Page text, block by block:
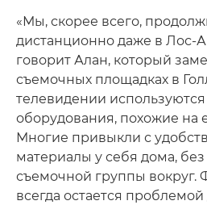
«Мы, скорее всего,
дистанционно даже в Лос-
говорит Алан, который
съемочных площадках в
телевидении
оборудования, похожие на
Многие привыкли с
материалы у себя дома,
съемочной группы вокруг.
всегда остается